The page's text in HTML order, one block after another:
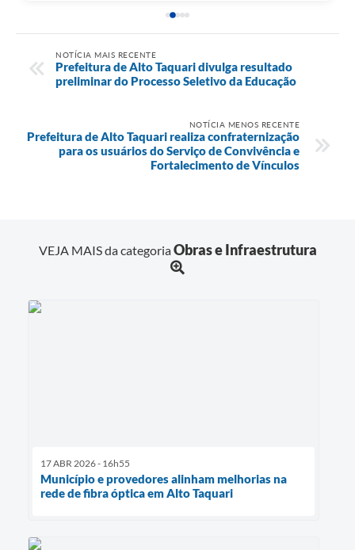
NOTÍCIA MAIS RECENTE
Prefeitura de Alto Taquari divulga resultado
preliminar do Processo Seletivo da Educação
NOTÍCIA MENOS RECENTE
Prefeitura de Alto Taquari realiza confraternização
para os usuários do Serviço de Convivência e
Fortalecimento de Vínculos
VEJA MAIS da categoriaObras e Infraestrutura
17 ABR 2026 - 16h55
Município e provedores alinham melhorias na
rede de fibra óptica em Alto Taquari